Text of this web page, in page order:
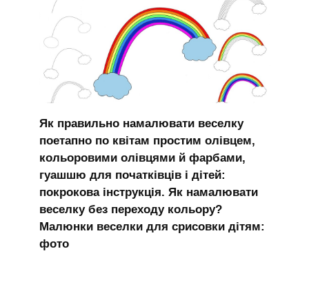
Як правильно намалювати веселку
поетапно по квітам простим олівцем,
кольоровими олівцями й фарбами,
гуашшю для початківців і дітей:
покрокова інструкція. Як намалювати
веселку без переходу кольору?
Малюнки веселки для срисовки дітям:
фото